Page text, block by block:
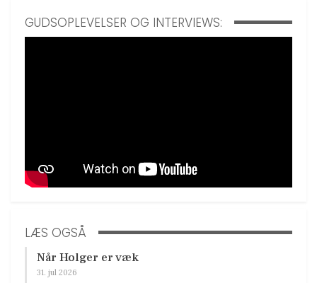
GUDSOPLEVELSER OG INTERVIEWS:
LÆS OGSÅ
Når Holger er væk
31. jul 2026